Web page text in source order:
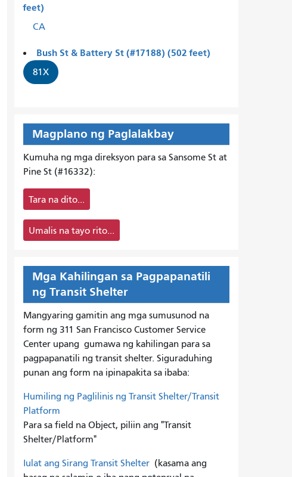
feet)
CA
Bush St & Battery St (#17188) (502 feet)
81X
Magplano ng Paglalakbay
Kumuha ng mga direksyon para sa Sansome St at
Pine St (#16332):
Tara na dito...
Umalis na tayo rito...
Mga Kahilingan sa Pagpapanatili
ng Transit Shelter
Mangyaring gamitin ang mga sumusunod na
form ng 311 San Francisco Customer Service
Center upang gumawa ng kahilingan para sa
pagpapanatili ng transit shelter. Siguraduhing
punan ang form na ipinapakita sa ibaba:
Humiling ng Paglilinis ng Transit Shelter/Transit
Platform
Para sa field na Object, piliin ang "Transit
Shelter/Platform"
Iulat ang Sirang Transit Shelter(kasama ang